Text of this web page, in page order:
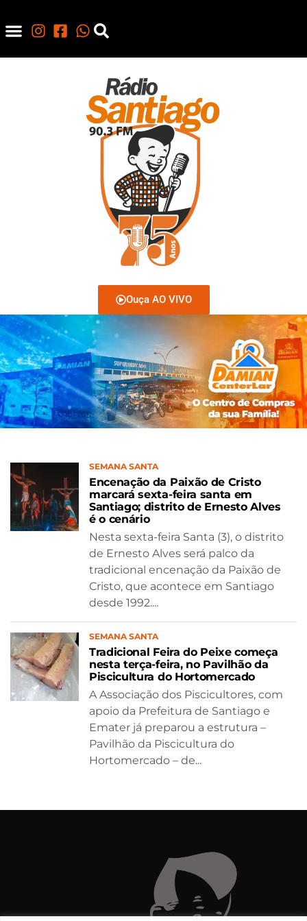
Ouça AO VIVO
SEMANA SANTA
Encenação da Paixão de Cristo
marcará sexta-feira santa em
Santiago; distrito de Ernesto Alves
é o cenário
Nesta sexta-feira Santa (3), o distrito
de Ernesto Alves será palco da
tradicional encenação da Paixão de
Cristo, que acontece em Santiago
desde 1992....
SEMANA SANTA
Tradicional Feira do Peixe começa
nesta terça-feira, no Pavilhão da
Piscicultura do Hortomercado
A Associação dos Piscicultores, com
apoio da Prefeitura de Santiago e
Emater já preparou a estrutura –
Pavilhão da Piscicultura do
Hortomercado – de...